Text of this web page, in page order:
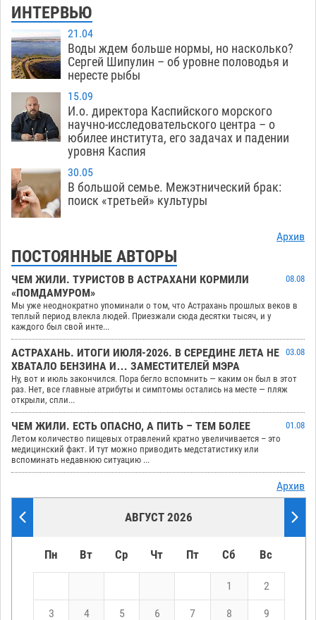
ИНТЕРВЬЮ
21.04
Воды ждем больше нормы, но насколько?
Сергей Шипулин – об уровне половодья и
нересте рыбы
15.09
И.о. директора Каспийского морского
научно-исследовательского центра – о
юбилее института, его задачах и падении
уровня Каспия
30.05
В большой семье. Межэтнический брак:
поиск «третьей» культуры
Архив
ПОСТОЯННЫЕ АВТОРЫ
ЧЕМ ЖИЛИ. ТУРИСТОВ В АСТРАХАНИ КОРМИЛИ
«ПОМДАМУРОМ»
08.08
Мы уже неоднократно упоминали о том, что Астрахань прошлых веков в
теплый период влекла людей. Приезжали сюда десятки тысяч, и у
каждого был свой инте...
АСТРАХАНЬ. ИТОГИ ИЮЛЯ-2026. В СЕРЕДИНЕ ЛЕТА НЕ
ХВАТАЛО БЕНЗИНА И… ЗАМЕСТИТЕЛЕЙ МЭРА
03.08
Ну, вот и июль закончился. Пора бегло вспомнить — каким он был в этот
раз. Нет, все главные атрибуты и симптомы остались на месте — пляж
открыли, спли...
ЧЕМ ЖИЛИ. ЕСТЬ ОПАСНО, А ПИТЬ – ТЕМ БОЛЕЕ
01.08
Летом количество пищевых отравлений кратно увеличивается – это
медицинский факт. И тут можно приводить медстатистику или
вспоминать недавнюю ситуацию ...
Архив
АВГУСТ 2026
Пн Вт Ср Чт Пт Сб Вс
1 2
3 4 5 6 7 8 9